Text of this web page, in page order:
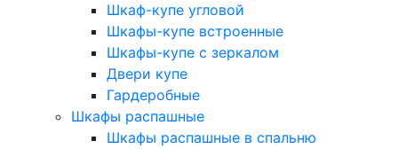
Шкаф-купе угловой
Шкафы-купе встроенные
Шкафы-купе с зеркалом
Двери купе
Гардеробные
Шкафы распашные
Шкафы распашные в спальню